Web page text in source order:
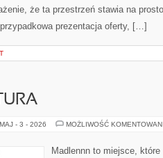
że ta przestrzeń stawia na
prezentacja oferty, […]
MAJ - 3 - 2026 MOŻLIWOŚĆ
Madlennn to miejsce,